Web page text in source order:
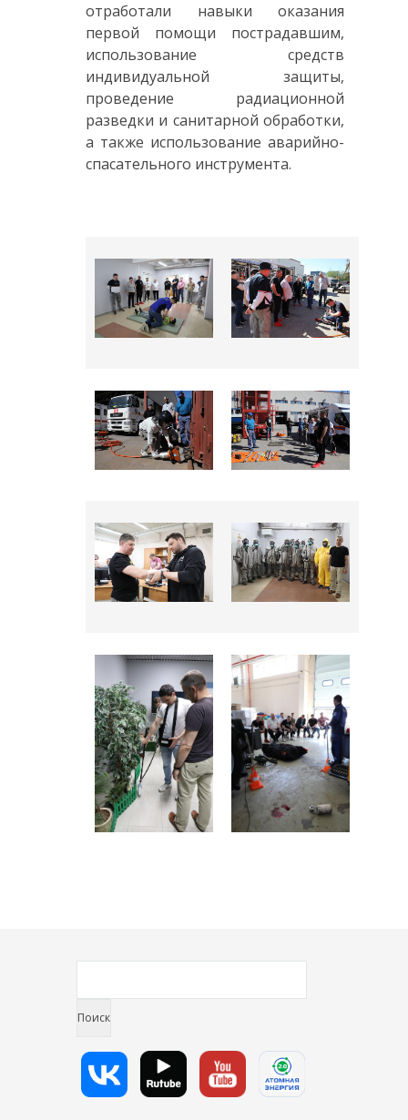
отработали навыки оказания
первой помощи пострадавшим,
использование средств
индивидуальной защиты,
проведение радиационной
разведки и санитарной обработки,
а также использование аварийно-
спасательного инструмента.